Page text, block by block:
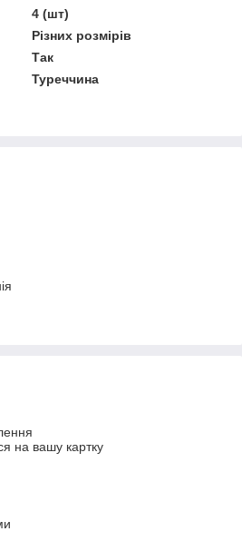
4 (шт)
Різних розмірів
Так
Туреччина
на вашу картку